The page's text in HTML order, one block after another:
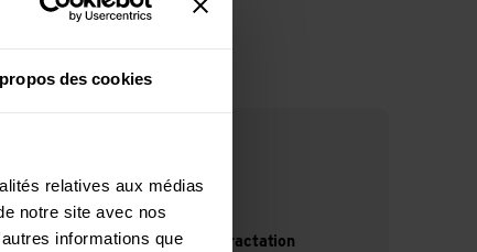
des cookies
relatives aux médias
notre site avec nos
informations que
14 jours de droit de rétractation